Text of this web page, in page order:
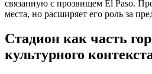
связанную с прозвищем El Paso.
места, но расширяет его роль за
Стадион как часть
культурного